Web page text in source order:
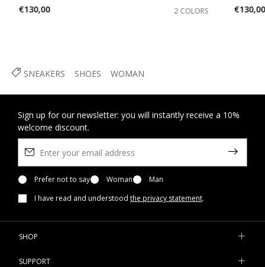
SNEAKERS SHOES WOMAN
€130,00
2 COLORS
€130,00
Sign up for our newsletter: you will instantly receive a 10%
welcome discount.
Prefer not to say Woman
Man
I have read and understood the privacy statement.
SHOP
SUPPORT